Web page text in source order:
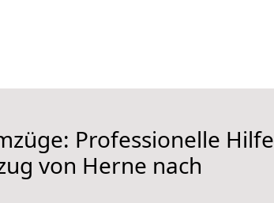
Professionelle Hilfe
von Herne nach